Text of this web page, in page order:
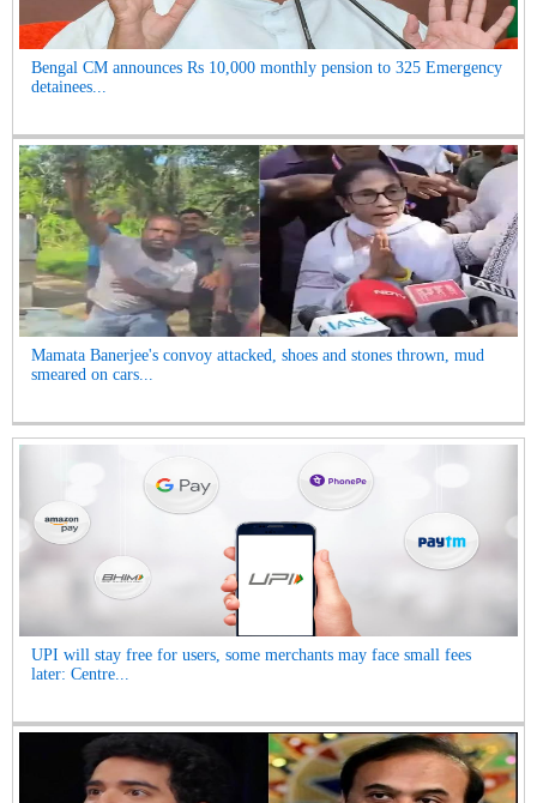
Bengal CM announces Rs 10,000 monthly pension to 325 Emergency
detainees...
Mamata Banerjee's convoy attacked, shoes and stones thrown, mud
smeared on cars...
UPI will stay free for users, some merchants may face small fees
later: Centre...